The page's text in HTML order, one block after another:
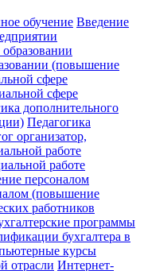
обучение Введение
(повышение
сфере
сфере
дополнительного
Педагогика
организатор,
работе
работе
персоналом
(повышение
работников
программы
бухгалтера в
курсы
отрасли Интернет-